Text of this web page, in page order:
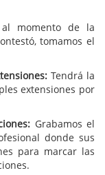
momento de la
tomamos el
Tendrá la
extensiones por
Grabamos el
donde sus
para marcar las